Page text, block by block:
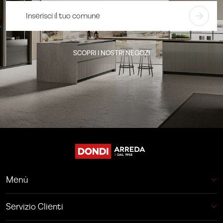
SCOPRI I NOSTRI NEGOZI
Menù
Servizio Clienti